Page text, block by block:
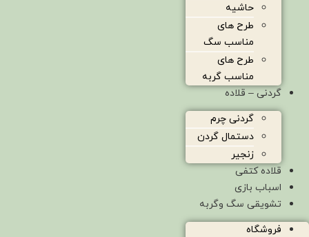
حاشیه
طرح های
مناسب سگ
طرح های
مناسب گربه
گردنی – قلاده
گردنی چرم
دستمال گردن
زنجیر
قلاده کتفی
اسباب بازی
تشویقی سگ وگربه
فروشگاه